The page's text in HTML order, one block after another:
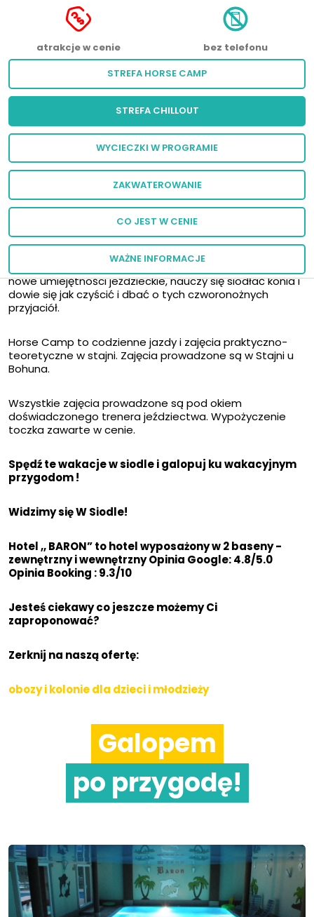
atrakcje w cenie
bez telefonu
STREFA HORSE CAMP
STREFA CHILLOUT
WYCIECZKI W PROGRAMIE
ZAKWATEROWANIE
CO JEST W CENIE
WAŻNE INFORMACJE
Nasz Horse Camp to idealna propozycja zarówno dla
tych, którzy już są zakochani w koniach jak i dla tych,
którzy marzą, aby pierwszy raz wskoczyć na siodło.
prawdziwą pasję i przyjaźń z tymi niezwykłymi
Już tego lata przekonasz się, że jazda konna to coś
nowe umiejętności jeździeckie, nauczy się siodłać konia i
dowie się jak czyścić i dbać o tych czworonożnych
przyjaciół.
Horse Camp to codzienne jazdy i zajęcia praktyczno-
teoretyczne w stajni. Zajęcia prowadzone są w Stajni u
Bohuna.
Wszystkie zajęcia prowadzone są pod okiem
doświadczonego trenera jeździectwa. Wypożyczenie
toczka zawarte w cenie.
Spędź te wakacje w siodle i galopuj ku wakacyjnym
przygodom !
Widzimy się W Siodle!
Hotel ,, BARON” to hotel wyposażony w 2 baseny -
zewnętrzny i wewnętrzny Opinia Google: 4.8/5.0
Opinia Booking : 9.3/10
Jesteś ciekawy co jeszcze możemy Ci
zaproponować?
Zerknij na naszą ofertę:
obozy i kolonie dla dzieci i młodzieży
Galopem
po przygodę!